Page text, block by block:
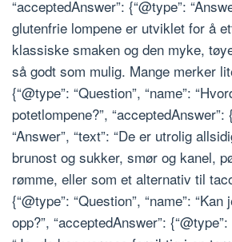
“acceptedAnswer”: {“@type”:
glutenfrie lompene er utviklet for å
klassiske smaken og den myke,
så godt som mulig. Mange merker
{“@type”: “Question”, “name”:
potetlompene?”, “acceptedAnswer”:
“Answer”, “text”: “De er utrolig
brunost og sukker, smør og kanel,
rømme, eller som et alternativ til
{“@type”: “Question”, “name”:
opp?”, “acceptedAnswer”: {“@type”: